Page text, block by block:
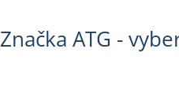
Značka ATG -